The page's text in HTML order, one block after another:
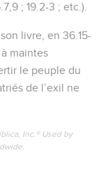
; 19.2-3 ; etc.).
livre, en 36.15-
maintes
le peuple du
de l’exil ne
Inc.® Used by